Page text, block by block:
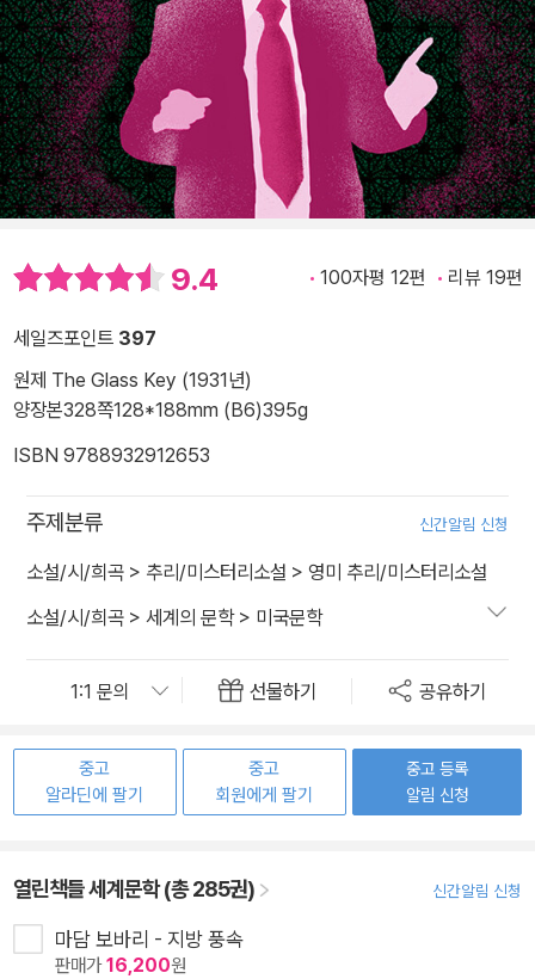
9.4 100자평 12편 리뷰 19편
세일즈포인트 397
원제 The Glass Key (1931년)
양장본328쪽128*188mm (B6)395g
ISBN 9788932912653
주제분류 신간알림 신청
소설/시/희곡 > 추리/미스터리소설 > 영미 추리/미스터리소설
소설/시/희곡 > 세계의 문학> 미국문학
선물하기 공유하기
중고
알라딘에 팔기
중고
회원에게 팔기
중고 등록
알림 신청
열린책들 세계문학 (총 285권) 신간알림 신청
마담 보바리 - 지방 풍속
판매가16,200원